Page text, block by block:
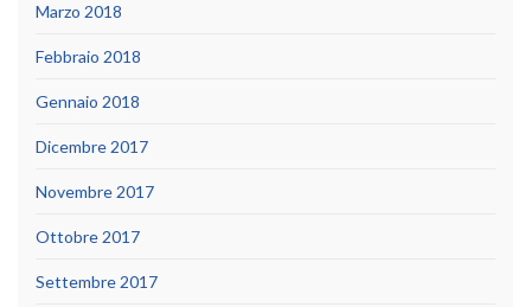
Marzo 2018
Febbraio 2018
Gennaio 2018
Dicembre 2017
Novembre 2017
Ottobre 2017
Settembre 2017